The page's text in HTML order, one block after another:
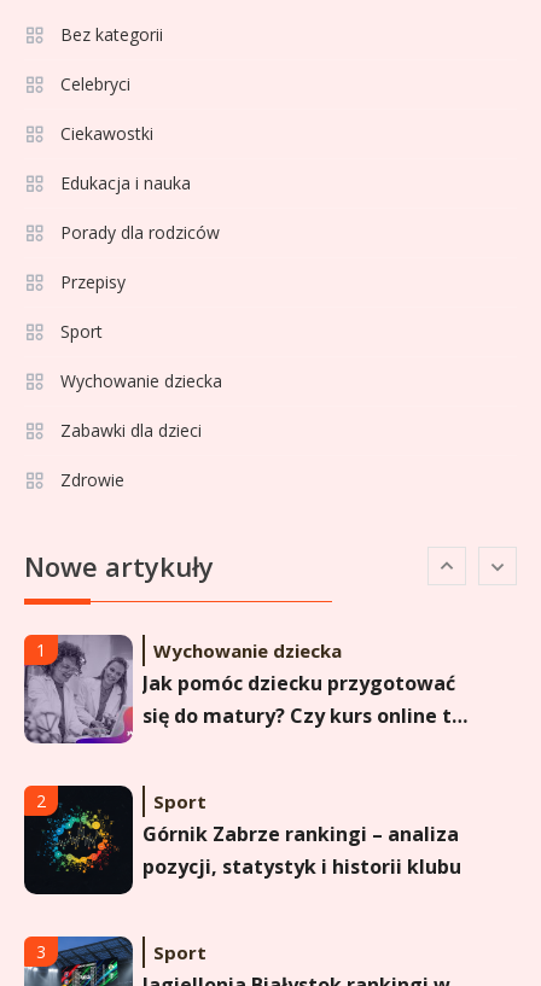
Bez kategorii
Celebryci
Ciekawostki
Edukacja i nauka
Porady dla rodziców
Przepisy
Sport
Wychowanie dziecka
Zabawki dla dzieci
Zdrowie
Nowe artykuły
3 Sport
formy i statystyk
4 Sport
La Liga rankingi: Tabela,
Lech Poznań rankingi: Analiza
pozycji w Ekstraklasie i
historyczne dane
1 Wychowanie dziecka
Jak pomóc dziecku przygotować
się do matury? Czy kurs online to
maturzysty?
2 Sport
Górnik Zabrze rankingi – analiza
pozycji, statystyk i historii klubu
3 Sport